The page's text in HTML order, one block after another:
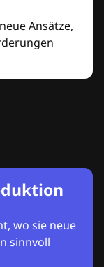
Ansätze,
wo sie neue
sinnvoll